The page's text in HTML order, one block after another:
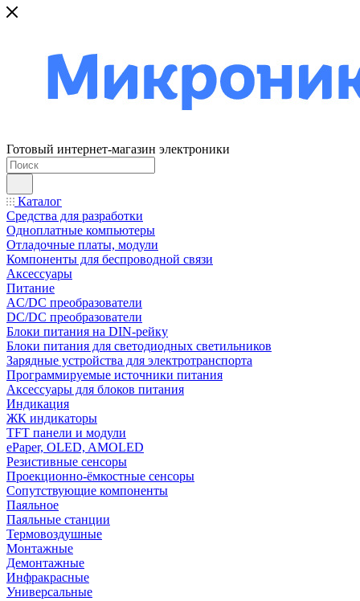
Готовый интернет-магазин электроники
Каталог
Средства для разработки
Одноплатные компьютеры
Отладочные платы, модули
Компоненты для беспроводной связи
Аксессуары
Питание
AC/DC преобразователи
DC/DC преобразователи
Блоки питания на DIN-рейку
Блоки питания для светодиодных светильников
Зарядные устройства для электротранспорта
Программируемые источники питания
Аксессуары для блоков питания
Индикация
ЖК индикаторы
TFT панели и модули
ePaper, OLED, AMOLED
Резистивные сенсоры
Проекционно-ёмкостные сенсоры
Сопутствующие компоненты
Паяльное
Паяльные станции
Термовоздушные
Монтажные
Демонтажные
Инфракрасные
Универсальные